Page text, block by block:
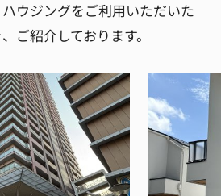
ウジングをご利用いただいた
ご紹介しております。